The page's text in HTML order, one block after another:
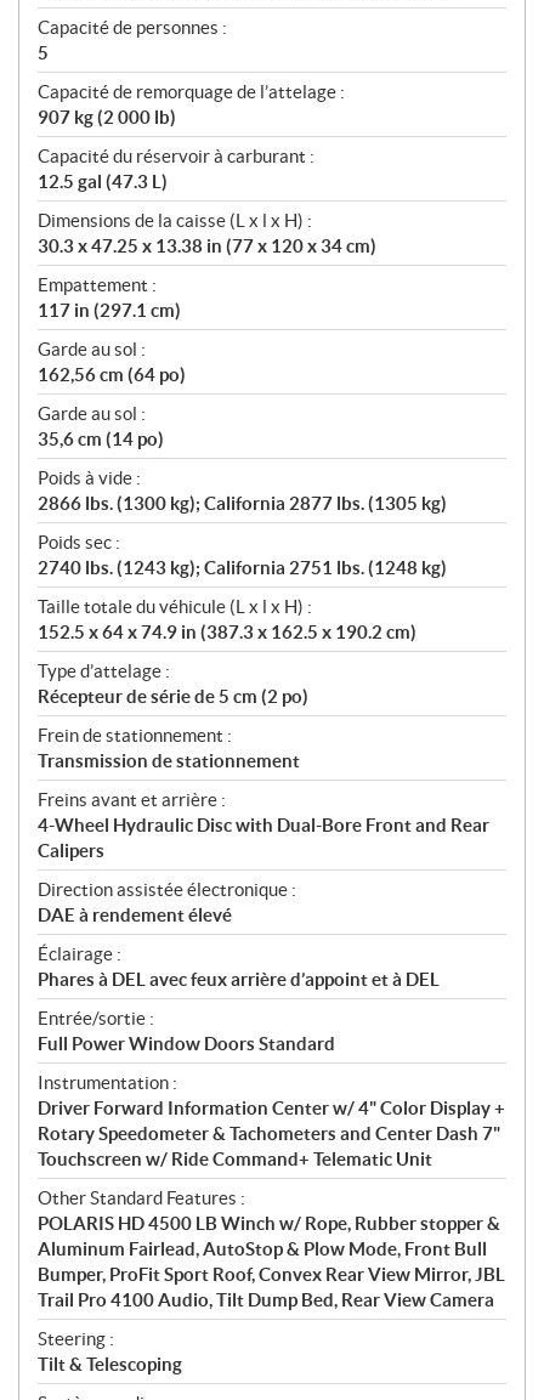
Capacité de personnes :
5
Capacité de remorquage de l’attelage :
907 kg (2 000 lb)
Capacité du réservoir à carburant :
12.5 gal (47.3 L)
Dimensions de la caisse (L x l x H) :
30.3 x 47.25 x 13.38 in (77 x 120 x 34 cm)
Empattement :
117 in (297.1 cm)
Garde au sol :
162,56 cm (64 po)
Garde au sol :
35,6 cm (14 po)
Poids à vide :
2866 lbs. (1300 kg); California 2877 lbs. (1305 kg)
Poids sec :
2740 lbs. (1243 kg); California 2751 lbs. (1248 kg)
Taille totale du véhicule (L x l x H) :
152.5 x 64 x 74.9 in (387.3 x 162.5 x 190.2 cm)
Type d’attelage :
Récepteur de série de 5 cm (2 po)
Frein de stationnement :
Transmission de stationnement
Freins avant et arrière :
4-Wheel Hydraulic Disc with Dual-Bore Front and Rear
Calipers
Direction assistée électronique :
DAE à rendement élevé
Éclairage :
Phares à DEL avec feux arrière d’appoint et à DEL
Entrée/sortie :
Full Power Window Doors Standard
Instrumentation :
Driver Forward Information Center w/ 4" Color Display +
Rotary Speedometer & Tachometers and Center Dash 7"
Touchscreen w/ Ride Command+ Telematic Unit
Other Standard Features :
POLARIS HD 4500 LB Winch w/ Rope, Rubber stopper &
Aluminum Fairlead, AutoStop & Plow Mode, Front Bull
Bumper, ProFit Sport Roof, Convex Rear View Mirror, JBL
Trail Pro 4100 Audio, Tilt Dump Bed, Rear View Camera
Steering :
Tilt & Telescoping